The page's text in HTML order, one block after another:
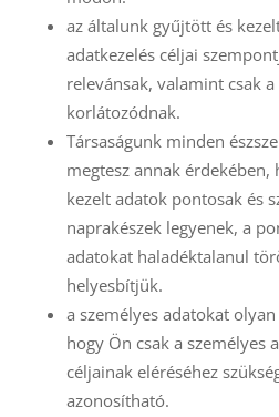
az általunk gyűjtött és
adatkezelés céljai
relevánsak, valamint csak a
korlátozódnak.
Társaságunk minden
megtesz annak érdekében,
kezelt adatok pontosak és
naprakészek legyenek, a
adatokat haladéktalanul
helyesbítjük.
a személyes adatokat
hogy Ön csak a személyes
céljainak eléréséhez
azonosítható.